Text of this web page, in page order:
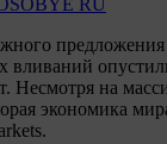
вливаний
Несмотря на
экономика